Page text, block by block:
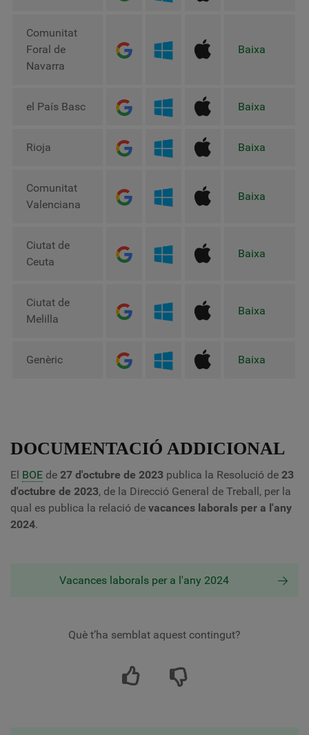
Comunitat
Foral de
Navarra
Baixa
el País Basc Baixa
Rioja Baixa
Comunitat
Valenciana
Baixa
Ciutat de
Ceuta
Baixa
Ciutat de
Melilla
Baixa
Genèric Baixa
DOCUMENTACIÓ ADDICIONAL
El BOE de 27 d'octubre de 2023 publica la Resolució de 23
d'octubre de 2023, de la Direcció General de Treball, per la
qual es publica la relació de vacances laborals per a l'any
2024.
Vacances laborals per a l'any 2024
Què t’ha semblat aquest contingut?